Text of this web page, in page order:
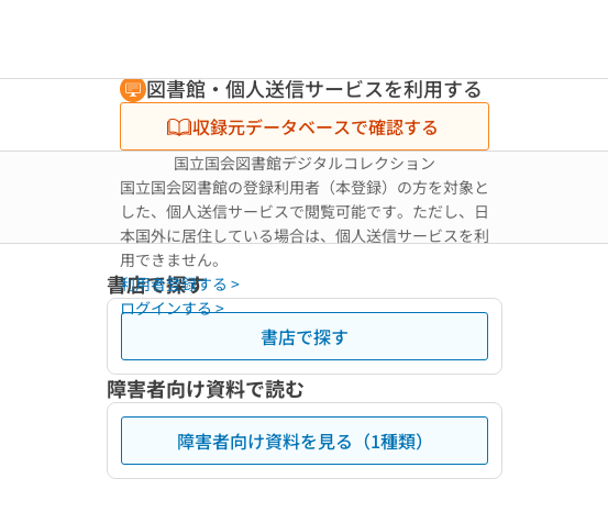
図書館・個人送信サービスを利用する
収録元データベースで確認する
国立国会図書館デジタルコレクション
国立国会図書館の登録利用者（本登録）の方を対象と
した、個人送信サービスで閲覧可能です。ただし、日
本国外に居住している場合は、個人送信サービスを利
用できません。
利用者登録する >
ログインする >
書店で探す
書店で探す
障害者向け資料で読む
障害者向け資料を見る（1種類）